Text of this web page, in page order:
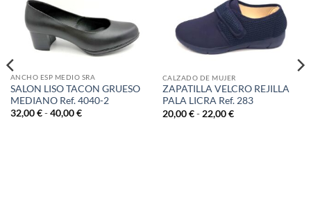
ANCHO ESP MEDIO SRA
SALON LISO TACON GRUESO
MEDIANO Ref. 4040-2
32,00€ - 40,00€Rango
CALZADO DE MUJER
ZAPATILLA VELCRO REJILLA
PALA LICRA Ref. 283
20,00€ - 22,00€Rango